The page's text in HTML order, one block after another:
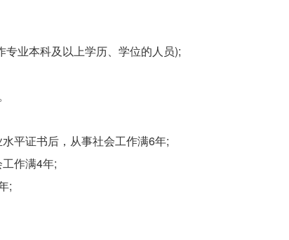
业本科及以上学历、学位的人员);
平证书后，从事社会工作满6年;
作满4年;
;